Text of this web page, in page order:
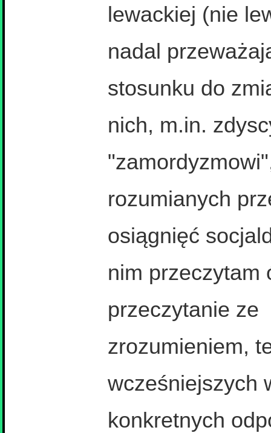
lewackiej (nie
nadal
stosunku do
nich, m.in.
rozumianych
osiągnięć
nim przeczytam
przeczytanie ze
zrozumieniem,
wcześniejszych
konkretnych